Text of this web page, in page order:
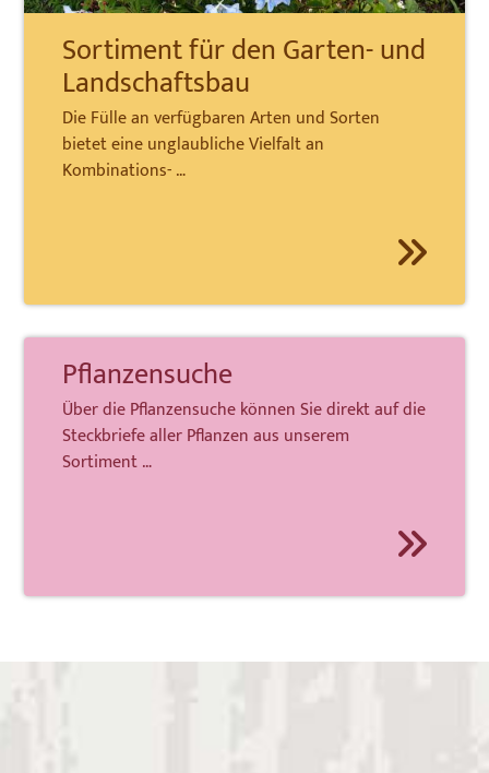
Sortiment für den Garten- und
Landschaftsbau
Die Fülle an verfügbaren Arten und Sorten
bietet eine unglaubliche Vielfalt an
Kombinations- …
Pflanzensuche
Über die Pflanzensuche können Sie direkt auf die
Steckbriefe aller Pflanzen aus unserem
Sortiment …